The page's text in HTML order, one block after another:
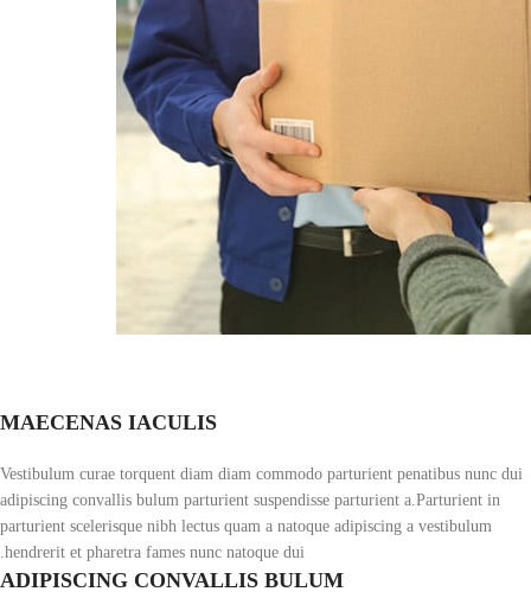
MAECENAS IACULIS
Vestibulum curae torquent diam diam commodo parturient penatibus nunc dui
adipiscing convallis bulum parturient suspendisse parturient a.Parturient in
parturient scelerisque nibh lectus quam a natoque adipiscing a vestibulum
hendrerit et pharetra fames nunc natoque dui.
ADIPISCING CONVALLIS BULUM